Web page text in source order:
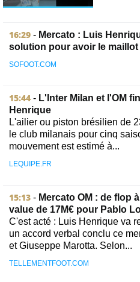
16:29 - Mercato : Luis
solution pour avoir le maillot
SOFOOT.COM
15:44 - L'Inter Milan et l'OM
Henrique
L'ailier ou piston brésilien de
le club milanais pour cinq
mouvement est estimé à...
LEQUIPE.FR
15:13 - Mercato OM : de flop
value de 17M€ pour Pablo
C'est acté : Luis Henrique va
un accord verbal conclu ce
et Giuseppe Marotta. Selon...
TELLEMENTFOOT.COM